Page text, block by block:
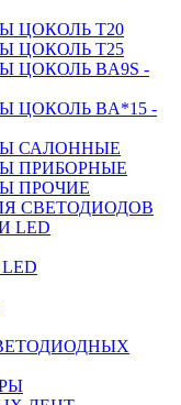
ЦОКОЛЬ T20
ЦОКОЛЬ T25
ЦОКОЛЬ BA9S -
ЦОКОЛЬ BA*15 -
САЛОННЫЕ
ПРИБОРНЫЕ
ПРОЧИЕ
СВЕТОДИОДОВ
LED